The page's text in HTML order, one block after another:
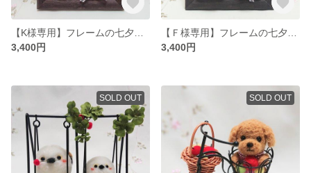
3,400円
3,400円
SOLD OUT SOLD OUT